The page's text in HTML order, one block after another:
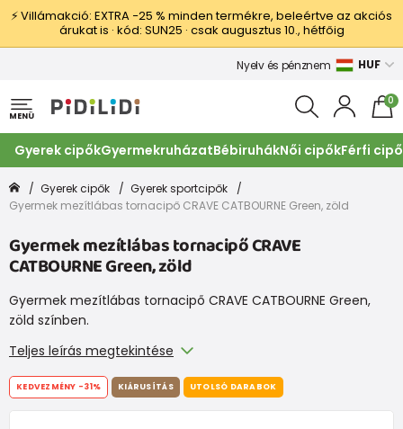
⚡ Villámakció: EXTRA −25 % minden termékre, beleértve az akciós
árukat is · kód: SUN25 · csak augusztus 10., hétfőig
Nyelv és pénznem HUF
MENÜ
0
Gyerek cipőkGyermekruházatBébiruhákNői cipőkFérfi
Gyerek cipők
Gyerek sportcipők
Gyermek mezítlábas tornacipő CRAVE CATBOURNE Green, zöld
Gyermek mezítlábas tornacipő CRAVE
CATBOURNE Green, zöld
Gyermek mezítlábas tornacipő CRAVE CATBOURNE Green,
zöld színben.
Teljes leírás megtekintése
KEDVEZMÉNY -31% KIÁRUSÍTÁS UTOLSÓ DARABOK